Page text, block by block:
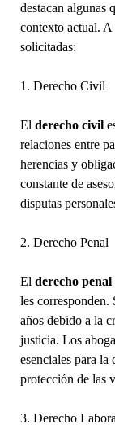
destacan algunas
contexto actual. A
solicitadas:
1. Derecho Civil
El derecho civil
relaciones entre
herencias y
constante de
disputas
2. Derecho Penal
El derecho penal
les corresponden.
años debido a la
justicia. Los
esenciales para la
protección de las
3. Derecho